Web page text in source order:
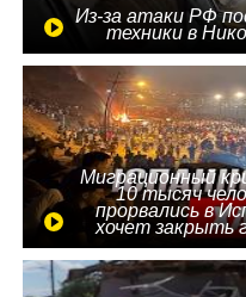
Из-за атаки РФ
техники в
Миграционный
10 тысяч
прорвались в
хочет закрыть